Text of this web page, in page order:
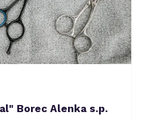
Borec Alenka s.p.